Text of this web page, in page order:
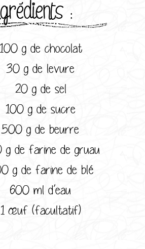
:
100 g de chocolat
30 g de levure
20 g de sel
100 g de sucre
500 g de beurre
de farine de gruau
g de farine de blé
600 ml d’eau
1 œuf (facultatif)